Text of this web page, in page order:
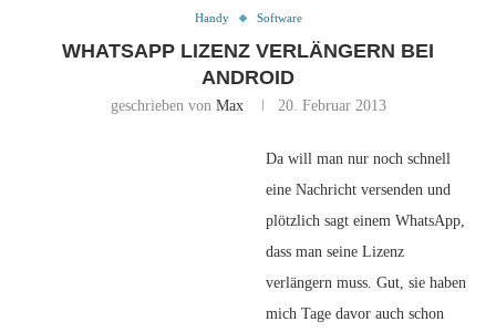
Handy Software
WHATSAPP LIZENZ VERLÄNGERN BEI
ANDROID
geschrieben von Max 20. Februar 2013
Da will man nur noch schnell
eine Nachricht versenden und
plötzlich sagt einem WhatsApp,
dass man seine Lizenz
verlängern muss. Gut, sie haben
mich Tage davor auch schon